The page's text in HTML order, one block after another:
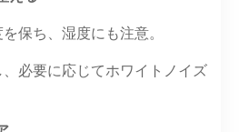
保ち、湿度にも注意。
必要に応じてホワイトノイズ